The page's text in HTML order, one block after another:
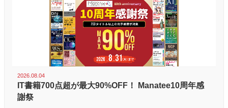
2026.08.04
IT書籍700点超が最大90%OFF！ Manatee10周年感
謝祭